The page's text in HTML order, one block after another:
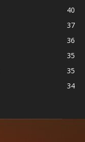
40
37
36
35
35
34